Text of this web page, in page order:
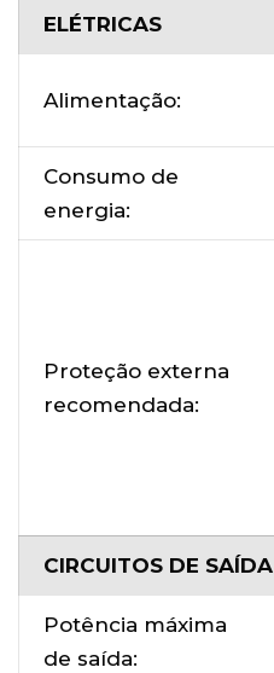
ELÉTRICAS
Alimentação:
Consumo de
energia:
Proteção externa
recomendada:
CIRCUITOS DE SAÍDA
Potência máxima
de saída: